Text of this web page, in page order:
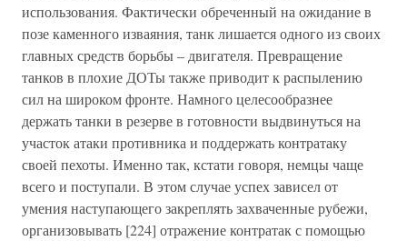
использования. Фактически обреченный на ожидание в
позе каменного изваяния, танк лишается одного из своих
главных средств борьбы – двигателя. Превращение
танков в плохие ДОТы также приводит к распылению
сил на широком фронте. Намного целесообразнее
держать танки в резерве в готовности выдвинуться на
участок атаки противника и поддержать контратаку
своей пехоты. Именно так, кстати говоря, немцы чаще
всего и поступали. В этом случае успех зависел от
умения наступающего закреплять захваченные рубежи,
организовывать [224] отражение контратак с помощью